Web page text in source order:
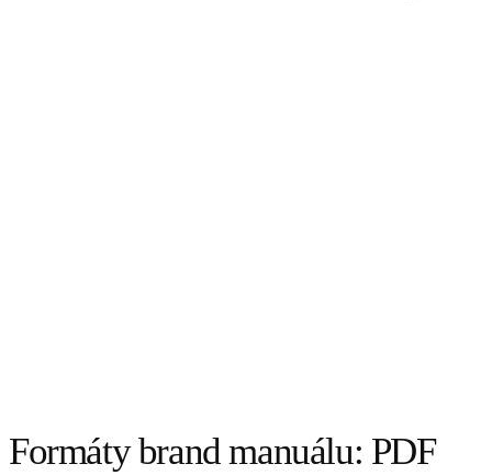
Formáty brand manuálu: PDF